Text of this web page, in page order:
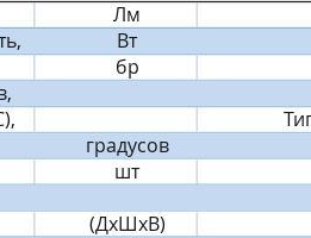
Лм
Вт
бр
градусов
шт
(ДхШхВ)